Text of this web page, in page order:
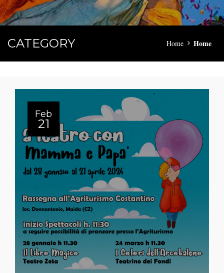
CATEGORY Home Home
Feb
21